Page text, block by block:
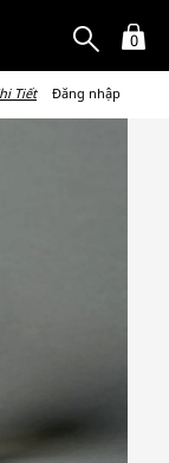
0
Tiết Đăng nhập